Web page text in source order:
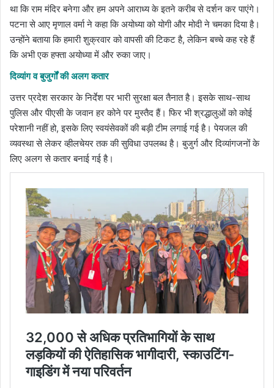
था कि राम मंदिर बनेगा और हम अपने आराध्य के इतने करीब से दर्शन कर पाएंगे।
पटना से आए मृणाल वर्मा ने कहा कि अयोध्या को योगी और मोदी ने चमका दिया है।
उन्होंने बताया कि हमारी शुक्रवार को वापसी की टिकट है, लेकिन बच्चे कह रहे हैं
कि अभी एक हफ्ता अयोध्या में और रुका जाए।
दिव्यांग व बुजुर्गों की अलग कतार
उत्तर प्रदेश सरकार के निर्देश पर भारी सुरक्षा बल तैनात है। इसके साथ-साथ
पुलिस और पीएसी के जवान हर कोने पर मुस्तैद हैं। फिर भी श्रद्धालुओं को कोई
परेशानी नहीं हो, इसके लिए स्वयंसेवकों की बड़ी टीम लगाई गई है। पेयजल की
व्यवस्था से लेकर व्हीलचेयर तक की सुविधा उपलब्ध है। बुजुर्ग और दिव्यांगजनों के
लिए अलग से कतार बनाई गई है।